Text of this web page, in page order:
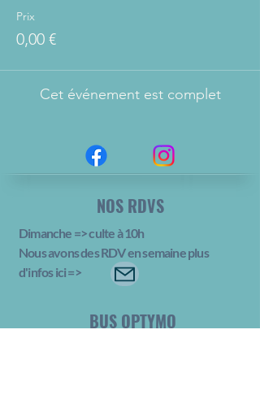
Prix
0,00 €
Cet événement est complet
NOS RDVS
Dimanche => culte à 10h
Nous avons des RDV en semaine plus
d'infos ici=>
BUS OPTYMO